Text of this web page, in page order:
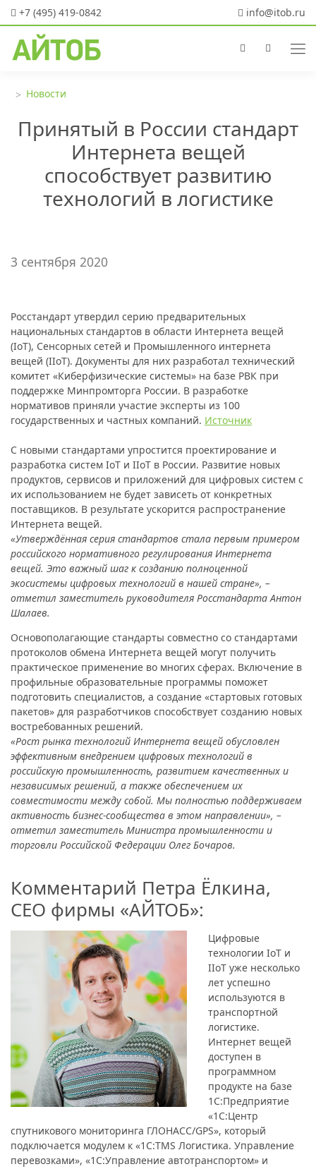
+7 (495) 419-0842 info@itob.ru
Новости
Принятый в России стандарт
Интернета вещей
способствует развитию
технологий в логистике
3 сентября 2020
Росстандарт утвердил серию предварительных
национальных стандартов в области Интернета вещей
(IoT), Сенсорных сетей и Промышленного интернета
вещей (IIoT). Документы для них разработал технический
комитет «Киберфизические системы» на базе РВК при
поддержке Минпромторга России. В разработке
нормативов приняли участие эксперты из 100
государственных и частных компаний. Источник
С новыми стандартами упростится проектирование и
разработка систем IoT и IIoT в России. Развитие новых
продуктов, сервисов и приложений для цифровых систем с
их использованием не будет зависеть от конкретных
поставщиков. В результате ускорится распространение
Интернета вещей.
«Утверждённая серия стандартов стала первым примером
российского нормативного регулирования Интернета
вещей. Это важный шаг к созданию полноценной
экосистемы цифровых технологий в нашей стране», –
отметил заместитель руководителя Росстандарта Антон
Шалаев.
Основополагающие стандарты совместно со стандартами
протоколов обмена Интернета вещей могут получить
практическое применение во многих сферах. Включение в
профильные образовательные программы поможет
подготовить специалистов, а создание «стартовых готовых
пакетов» для разработчиков способствует созданию новых
востребованных решений.
«Рост рынка технологий Интернета вещей обусловлен
эффективным внедрением цифровых технологий в
российскую промышленность, развитием качественных и
независимых решений, а также обеспечением их
совместимости между собой. Мы полностью поддерживаем
активность бизнес-сообщества в этом направлении», –
отметил заместитель Министра промышленности и
торговли Российской Федерации Олег Бочаров.
Комментарий Петра Ёлкина,
CEO фирмы «АЙТОБ»:
Цифровые
технологии IoT и
IIoT уже несколько
лет успешно
используются в
транспортной
логистике.
Интернет вещей
доступен в
программном
продукте на базе
1С:Предприятие
«1С:Центр
спутникового мониторинга ГЛОНАСС/GPS», который
подключается модулем к «1С:TMS Логистика. Управление
перевозками», «1С:Управление автотранспортом» и